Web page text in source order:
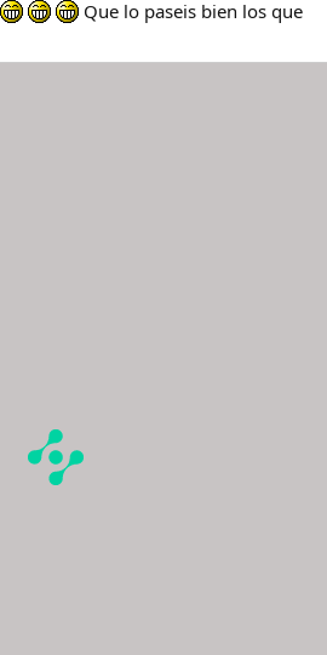
Que lo paseis bien los que